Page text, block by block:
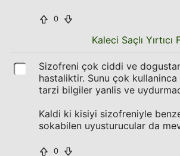
0
Kaleci Saçlı Yırtıcı
Sizofreni çok ciddi ve
hastaliktir. Sunu çok kullaninca
tarzi bilgiler yanlis ve
Kaldi ki kisiyi sizofreniyle
sokabilen uyusturucular da
0